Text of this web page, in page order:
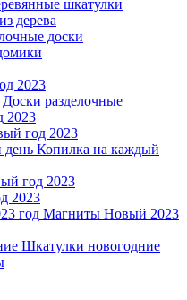
шкатулки
дерева
доски
2023
Доски разделочные
2023
год 2023
Копилка на каждый
год 2023
2023
Магниты Новый 2023
Шкатулки новогодние